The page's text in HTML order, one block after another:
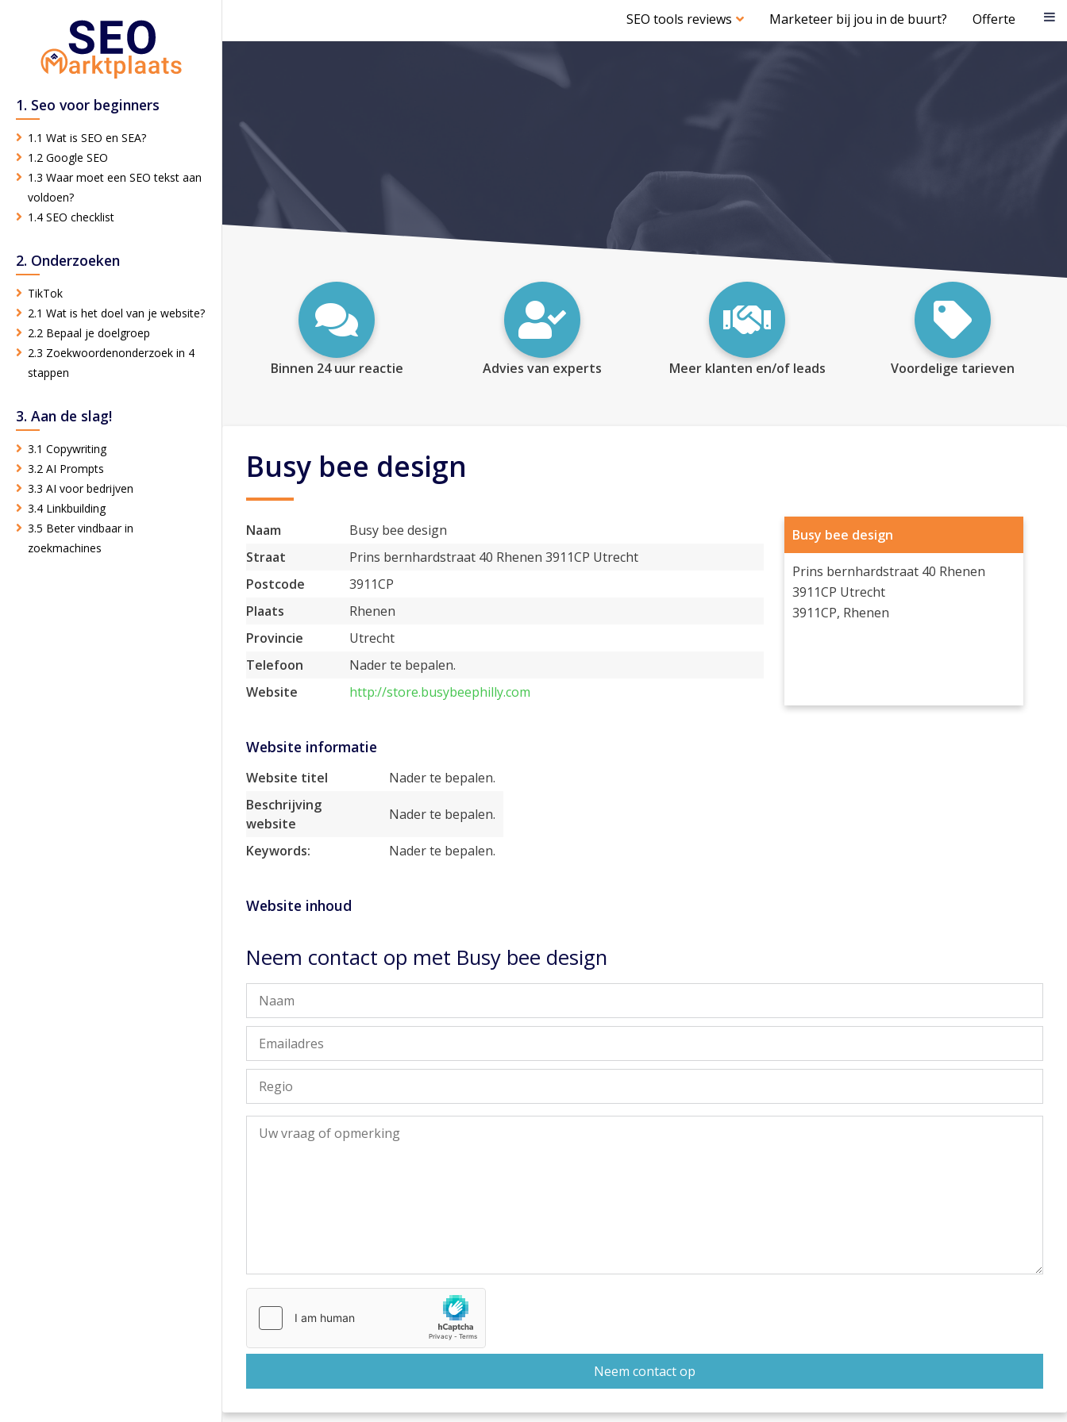
SEO tools reviews Marketeer bij jou in de buurt? Offerte
1. Seo voor beginners
1.1 Wat is SEO en SEA?
1.2 Google SEO
1.3 Waar moet een SEO tekst aan
voldoen?
1.4 SEO checklist
2. Onderzoeken
TikTok
2.1 Wat is het doel van je website?
2.2 Bepaal je doelgroep
2.3 Zoekwoordenonderzoek in 4
stappen
3. Aan de slag!
3.1 Copywriting
3.2 AI Prompts
3.3 AI voor bedrijven
3.4 Linkbuilding
3.5 Beter vindbaar in
zoekmachines
Binnen 24 uur reactie Advies van experts Meer klanten en/of leads Voordelige tarieven
Busy bee design
Naam
Busy bee design
Straat
Prins bernhardstraat 40 Rhenen 3911CP Utrecht
Postcode
3911CP
Plaats
Rhenen
Provincie
Utrecht
Telefoon
Nader te bepalen.
Website
http://store.busybeephilly.com
Busy bee design
Prins bernhardstraat 40 Rhenen
3911CP Utrecht
3911CP, Rhenen
Website informatie
Website titel
Nader te bepalen.
Beschrijving
website
Nader te bepalen.
Keywords: Nader te bepalen.
Website inhoud
Neem contact op met Busy bee design